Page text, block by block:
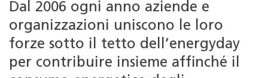
Dal 2006 ogni anno aziende e
organizzazioni uniscono le loro
forze sotto il tetto dell’energyday
per contribuire insieme affinché il